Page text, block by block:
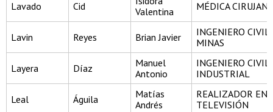
Lavado Cid
Valentina
MÉDICA CIRUJANA
Lavin Reyes Brian Javier
INGENIERO CIVIL
MINAS
Layera Díaz
Manuel
Antonio
INGENIERO CIVIL
INDUSTRIAL
Leal Águila
Matías
Andrés
REALIZADOR EN
TELEVISIÓN